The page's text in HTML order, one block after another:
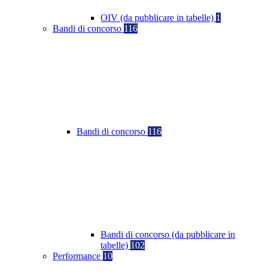
OIV (da pubblicare in tabelle) 1
Bandi di concorso 116
Bandi di concorso 116
Bandi di concorso (da pubblicare in
tabelle) 102
Performance 10